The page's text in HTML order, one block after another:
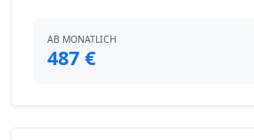
AB MONATLICH
487 €